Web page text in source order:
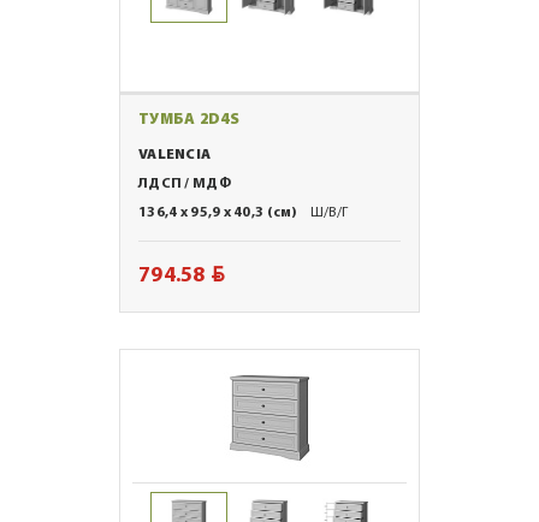
ТУМБА 2D4S
VALENCIA
ЛДСП / МДФ
136,4 x 95,9 x 40,3 (см)
Ш/В/Г
794.58 BYN